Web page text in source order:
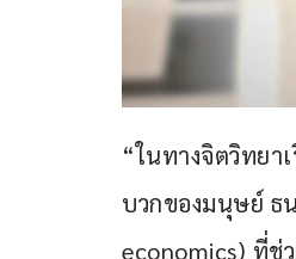
“ในทางจิตวิทยา
บวกของมนุษย์ ธ
economics) ที่ช่